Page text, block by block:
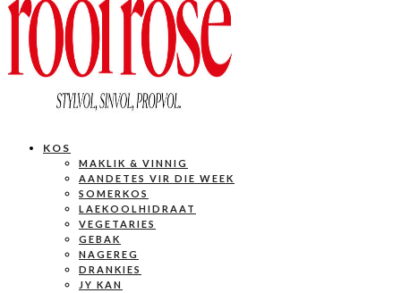
KOS
MAKLIK & VINNIG
AANDETES VIR DIE WEEK
SOMERKOS
LAEKOOLHIDRAAT
VEGETARIES
GEBAK
NAGEREG
DRANKIES
JY KAN